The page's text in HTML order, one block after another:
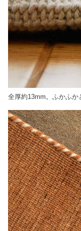
全厚約13mm。ふかふか